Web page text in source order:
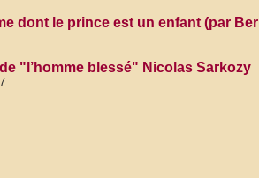
dont le prince est un enfant (par
"l’homme blessé" Nicolas Sarkozy